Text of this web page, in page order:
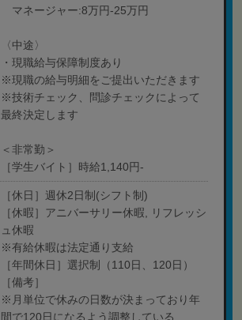
マネージャー:8万円-25万円
〈中途〉
・現職給与保障制度あり
※現職の給与明細をご提出いただきます
※技術チェック、問診チェックによって
最終決定します
＜非常勤＞
［学生バイト］時給1,140円-
［休日］週休2日制(シフト制)
［休暇］アニバーサリー休暇, リフレッシ
ュ休暇
※有給休暇は法定通り支給
［年間休日］選択制（110日、120日）
［備考］
※月単位で休みの日数が決まっており年
間で120日になるよう調整している